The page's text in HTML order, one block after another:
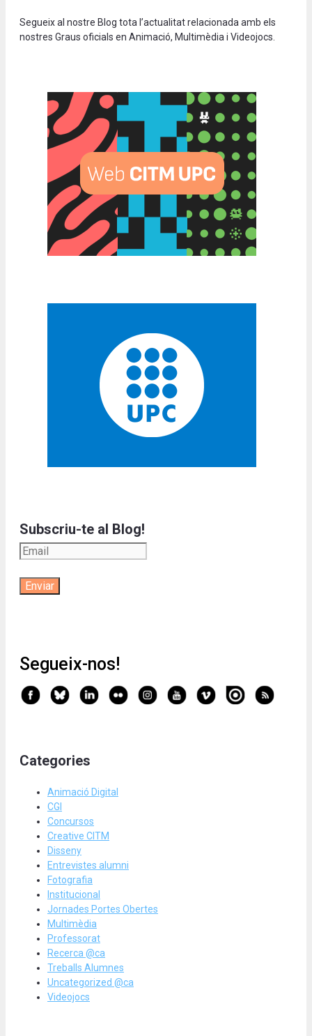
Segueix al nostre Blog tota l’actualitat relacionada amb els
nostres Graus oficials en Animació, Multimèdia i Videojocs.
Subscriu-te al Blog!
Segueix-nos!
Categories
Animació Digital
CGI
Concursos
Creative CITM
Disseny
Entrevistes alumni
Fotografia
Institucional
Jornades Portes Obertes
Multimèdia
Professorat
Recerca @ca
Treballs Alumnes
Uncategorized @ca
Videojocs